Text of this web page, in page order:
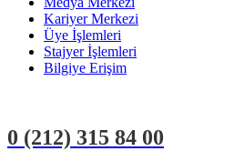
Kariyer Merkezi
Üye İşlemleri
Stajyer İşlemleri
Bilgiye Erişim
0 (212) 315 84 00